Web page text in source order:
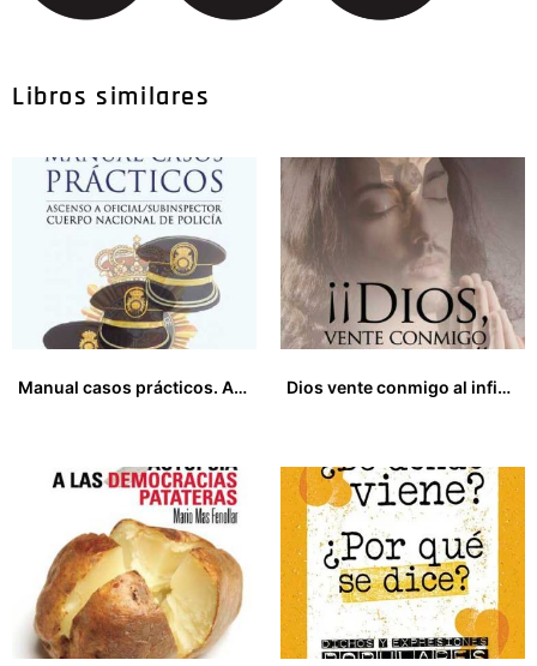
Libros similares
Manual casos prácticos. Ascenso a oficial/subinspector Cuerpo Nacional de Policía
Dios vente conmigo al infierno